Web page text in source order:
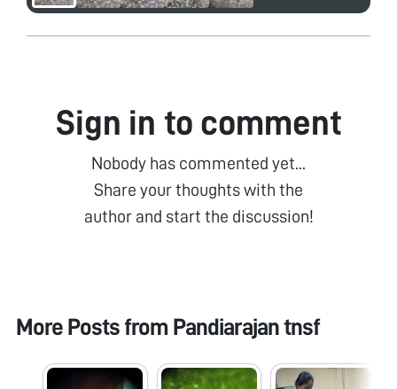
Sign in to comment
Nobody has commented yet...
Share your thoughts with the
author and start the discussion!
More Posts from Pandiarajan tnsf